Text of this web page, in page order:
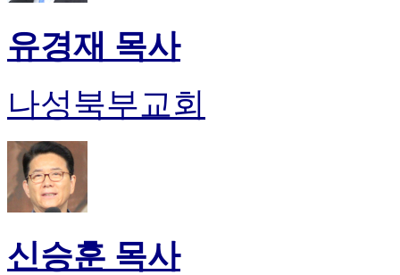
유경재 목사
나성북부교회
신승훈 목사